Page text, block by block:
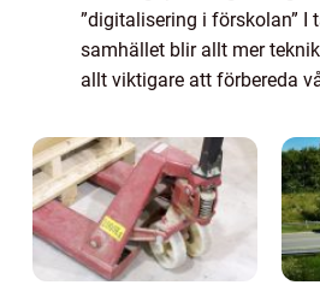
”digitalisering i förskolan” I
samhället blir allt mer
allt viktigare att förbereda
en trend so...